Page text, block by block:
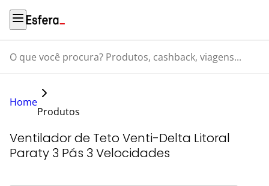
O que você procura? Produtos, cashback, viagens...
Home
Produtos
Ventilador de Teto Venti-Delta Litoral
Paraty 3 Pás 3 Velocidades